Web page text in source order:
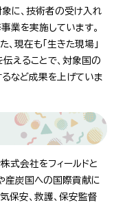
象に、技術者の受け入れ
業を実施しています。
現在も「生きた現場」
えることで、対象国の
など成果を上げていま
式会社をフィールドと
産炭国への国際貢献に
保安、救護、保安監督